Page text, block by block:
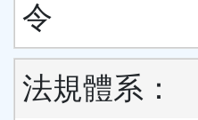
令
法規體系：